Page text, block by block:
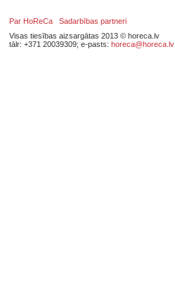
Par HoReCa
Sadarbības partneri
Visas tiesības aizsargātas 2013 © horeca.lv
tālr: +371 20039309; e-pasts: horeca@horeca.lv